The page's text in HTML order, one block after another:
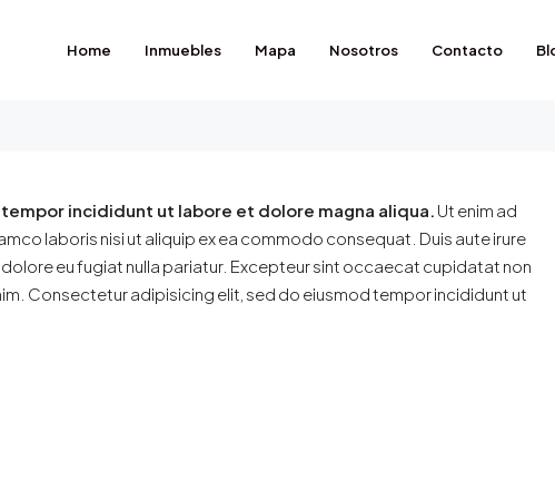
Home Inmuebles Mapa Nosotros Contacto
incididunt ut labore et dolore magna aliqua. Ut enim ad
laboris nisi ut aliquip ex ea commodo consequat. Duis aute irure
eu fugiat nulla pariatur. Excepteur sint occaecat cupidatat non
Consectetur adipisicing elit, sed do eiusmod tempor incididunt ut
DESTACADO